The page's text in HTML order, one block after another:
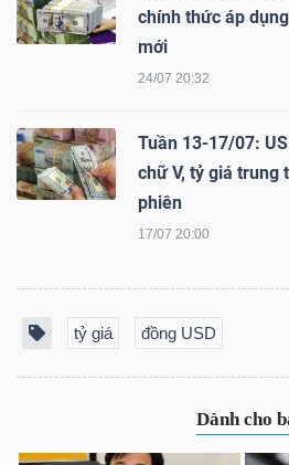
chính thức áp
mới
24/07 20:32
Tuần 13-17/07:
chữ V, tỷ giá trung
phiên
17/07 20:00
tỷ giá đồng USD
NGHỆ
THÔNG
TIN
DỊCH